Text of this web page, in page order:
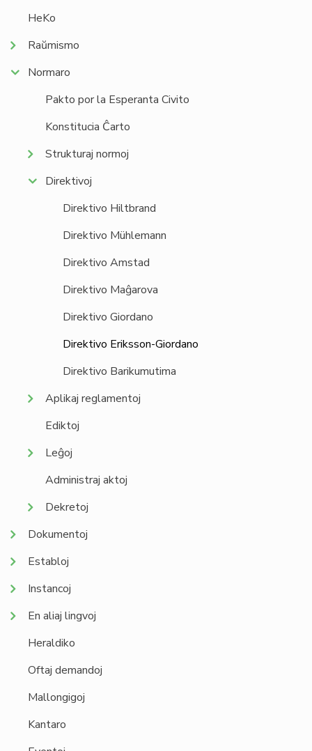
HeKo
Raŭmismo
Normaro
Pakto por la Esperanta Civito
Konstitucia Ĉarto
Strukturaj normoj
Direktivoj
Direktivo Hiltbrand
Direktivo Mühlemann
Direktivo Amstad
Direktivo Maĝarova
Direktivo Giordano
Direktivo Eriksson-Giordano
Direktivo Barikumutima
Aplikaj reglamentoj
Ediktoj
Leĝoj
Administraj aktoj
Dekretoj
Dokumentoj
Establoj
Instancoj
En aliaj lingvoj
Heraldiko
Oftaj demandoj
Mallongigoj
Kantaro